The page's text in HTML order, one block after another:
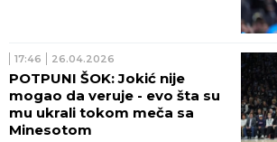
17:46 26.04.2026
POTPUNI ŠOK: Jokić nije
mogao da veruje - evo šta su
mu ukrali tokom meča sa
Minesotom